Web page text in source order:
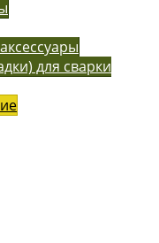
для сварки